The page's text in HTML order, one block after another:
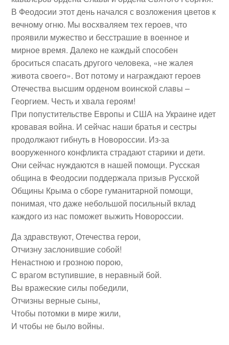
В Феодосии этот день начался с возложения цветов к
вечному огню. Мы восхваляем тех героев, что
проявили мужество и бесстрашие в военное и
мирное время. Далеко не каждый способен
броситься спасать другого человека, «не жалея
живота своего». Вот потому и награждают героев
Отечества высшим орденом воинской славы –
Георгием. Честь и хвала героям!
При попустительстве Европы и США на Украине идет
кровавая война. И сейчас наши братья и сестры
продолжают гибнуть в Новороссии. Из-за
вооруженного конфликта страдают старики и дети.
Они сейчас нуждаются в нашей помощи. Русская
община в Феодосии поддержала призыв Русской
Общины Крыма о сборе гуманитарной помощи,
понимая, что даже небольшой посильный вклад
каждого из нас поможет выжить Новороссии.
Да здравствуют, Отечества герои,
Отчизну заслонившие собой!
Ненастною и грозною порою,
С врагом вступившие, в неравный бой.
Вы вражеские силы победили,
Отчизны верные сыны,
Чтобы потомки в мире жили,
И чтобы не было войны.